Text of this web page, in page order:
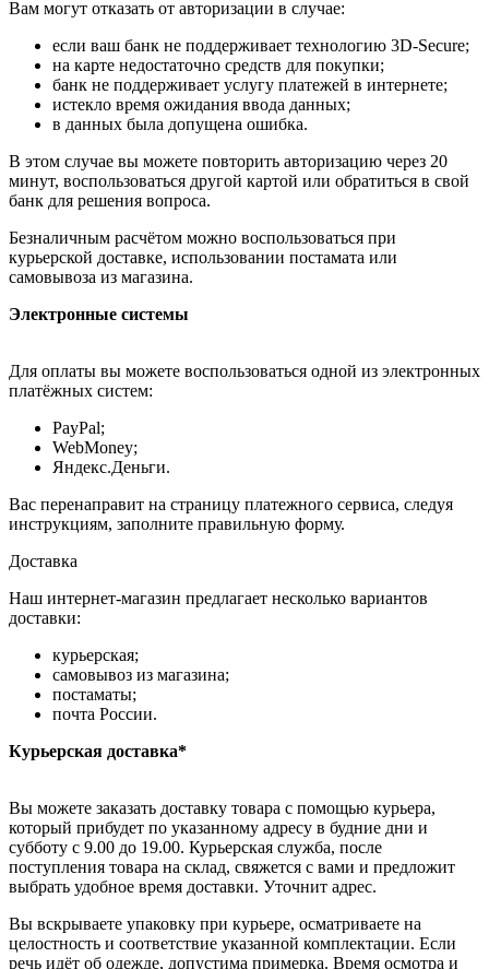
Вам могут отказать от авторизации в случае:
если ваш банк не поддерживает технологию 3D-Secure;
на карте недостаточно средств для покупки;
банк не поддерживает услугу платежей в интернете;
истекло время ожидания ввода данных;
в данных была допущена ошибка.
В этом случае вы можете повторить авторизацию через 20
минут, воспользоваться другой картой или обратиться в свой
банк для решения вопроса.
Безналичным расчётом можно воспользоваться при
курьерской доставке, использовании постамата или
самовывоза из магазина.
Электронные системы
Для оплаты вы можете воспользоваться одной из электронных
платёжных систем:
PayPal;
WebMoney;
Яндекс.Деньги.
Вас перенаправит на страницу платежного сервиса, следуя
инструкциям, заполните правильную форму.
Доставка
Наш интернет-магазин предлагает несколько вариантов
доставки:
курьерская;
самовывоз из магазина;
постаматы;
почта России.
Курьерская доставка*
Вы можете заказать доставку товара с помощью курьера,
который прибудет по указанному адресу в будние дни и
субботу с 9.00 до 19.00. Курьерская служба, после
поступления товара на склад, свяжется с вами и предложит
выбрать удобное время доставки. Уточнит адрес.
Вы вскрываете упаковку при курьере, осматриваете на
целостность и соответствие указанной комплектации. Если
речь идёт об одежде, допустима примерка. Время осмотра и